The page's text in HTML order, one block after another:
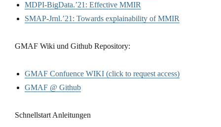
MDPI-BigData.’21: Effective MMIR
SMAP-Jrnl.’21: Towards explainability of MMIR
GMAF Wiki und Github Repository:
GMAF Confuence WIKI (click to request access)
GMAF @ Github
Schnellstart Anleitungen